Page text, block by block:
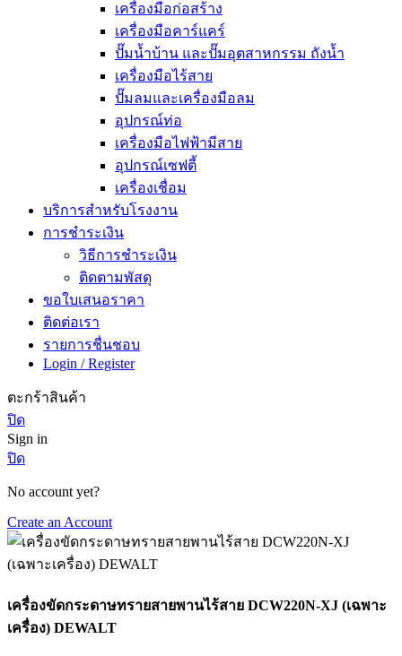
เครื่องมือก่อสร้าง
เครื่องมือคาร์แคร์
ปั๊มน้ำบ้าน และปั๊มอุตสาหกรรม ถังน้ำ
เครื่องมือไร้สาย
ปั๊มลมและเครื่องมือลม
อุปกรณ์ท่อ
เครื่องมือไฟฟ้ามีสาย
อุปกรณ์เซฟตี้
เครื่องเชื่อม
บริการสำหรับโรงงาน
การชำระเงิน
วิธีการชำระเงิน
ติดตามพัสดุ
ขอใบเสนอราคา
ติดต่อเรา
รายการชื่นชอบ
Login / Register
ตะกร้าสินค้า
ปิด
Sign in
ปิด
No account yet?
Create an Account
เครื่องขัดกระดาษทรายสายพานไร้สาย DCW220N-XJ (เฉพาะ
เครื่อง) DEWALT